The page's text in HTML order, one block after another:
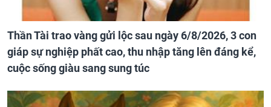
Thần Tài trao vàng gửi lộc sau ngày 6/8/2026, 3 con
giáp sự nghiệp phất cao, thu nhập tăng lên đáng kể,
cuộc sống giàu sang sung túc